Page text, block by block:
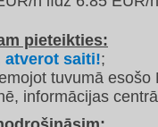
pieteikties:
atverot saiti!;
tuvumā
informācijas